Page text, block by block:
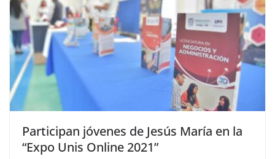
Participan jóvenes de Jesús María en la
“Expo Unis Online 2021”